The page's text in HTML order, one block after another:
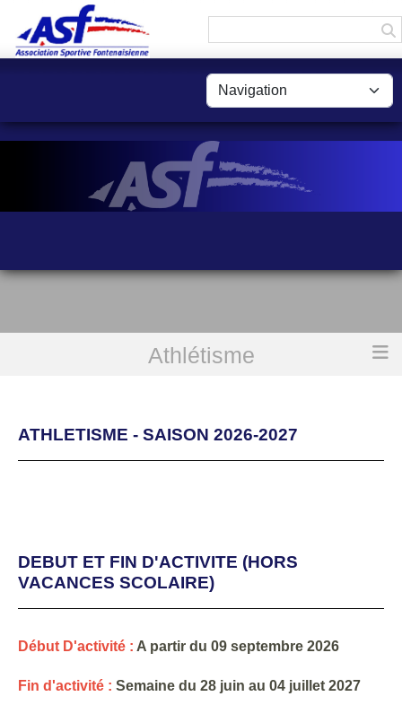
Athlétisme
ATHLETISME - SAISON 2026-2027
DEBUT ET FIN D'ACTIVITE (HORS
VACANCES SCOLAIRE)
Début D'activité : A partir du 09 septembre 2026
Fin d'activité : Semaine du 28 juin au 04 juillet 2027
Panneau de gestion des cookies